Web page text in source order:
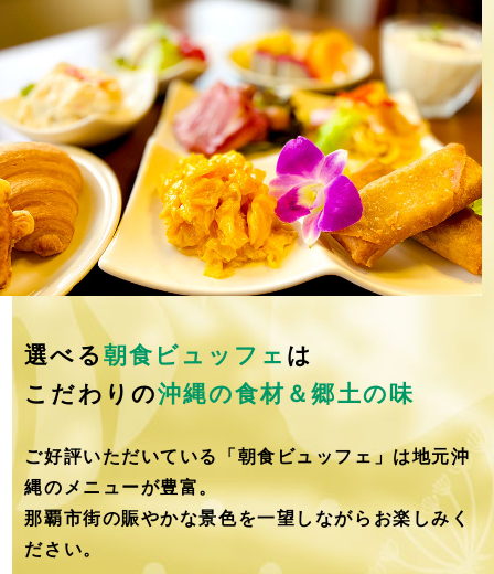
選べる 朝食ビュッフェ は
こだわりの沖縄の食材＆郷土の味
ご好評いただいている「朝食ビュッフェ」は地元沖
縄のメニューが豊富。
那覇市街の賑やかな景色を一望しながらお楽しみく
ださい。